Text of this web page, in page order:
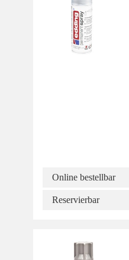
Online bestellbar
Reservierbar